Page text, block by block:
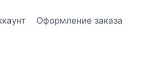
Оформление заказа